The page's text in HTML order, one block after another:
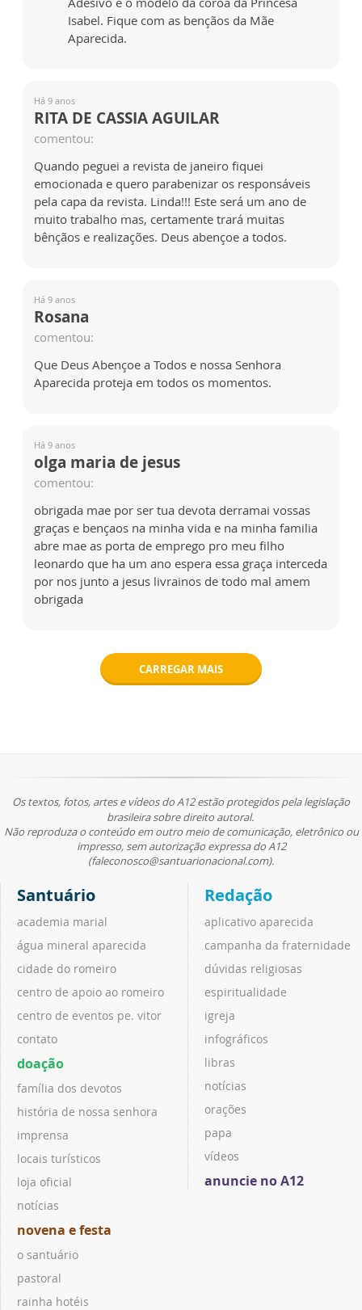
Isabel. Fique com as bençãos da Mãe
Aparecida.
Há 9 anos
RITA DE CASSIA AGUILAR
comentou:
Quando peguei a revista de janeiro fiquei
emocionada e quero parabenizar os responsáveis
pela capa da revista. Linda!!! Este será um ano de
muito trabalho mas, certamente trará muitas
bênçãos e realizações. Deus abençoe a todos.
Há 9 anos
Rosana
comentou:
Que Deus Abençoe a Todos e nossa Senhora
Aparecida proteja em todos os momentos.
Há 9 anos
olga maria de jesus
comentou:
obrigada mae por ser tua devota derramai vossas
graças e bençaos na minha vida e na minha familia
abre mae as porta de emprego pro meu filho
leonardo que ha um ano espera essa graça interceda
por nos junto a jesus livrainos de todo mal amem
obrigada
CARREGAR MAIS
Os textos, fotos, artes e vídeos do A12 estão protegidos pela legislação
brasileira sobre direito autoral.
Não reproduza o conteúdo em outro meio de comunicação, eletrônico ou
impresso, sem autorização expressa do A12
(faleconosco@santuarionacional.com).
Santuário
academia marial
água mineral aparecida
cidade do romeiro
centro de apoio ao romeiro
centro de eventos pe. vitor
contato
doação
família dos devotos
história de nossa senhora
imprensa
locais turísticos
loja oficial
notícias
novena e festa
o santuário
pastoral
rainha hotéis
Redação
aplicativo aparecida
campanha da fraternidade
dúvidas religiosas
espiritualidade
igreja
infográficos
libras
notícias
orações
papa
vídeos
anuncie no A12